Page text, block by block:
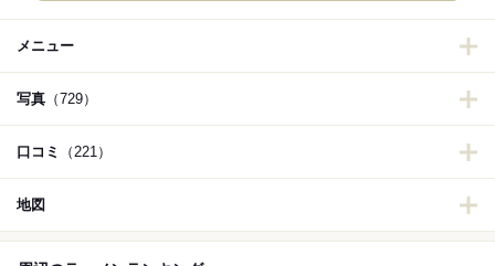
メニュー
写真 （729）
口コミ （221）
地図